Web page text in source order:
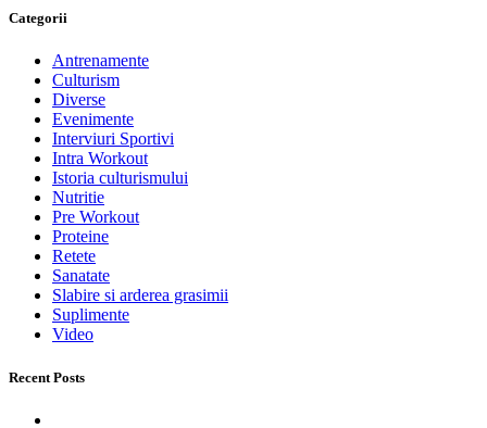
Categorii
Antrenamente
Culturism
Diverse
Evenimente
Interviuri Sportivi
Intra Workout
Istoria culturismului
Nutritie
Pre Workout
Proteine
Retete
Sanatate
Slabire si arderea grasimii
Suplimente
Video
Recent Posts